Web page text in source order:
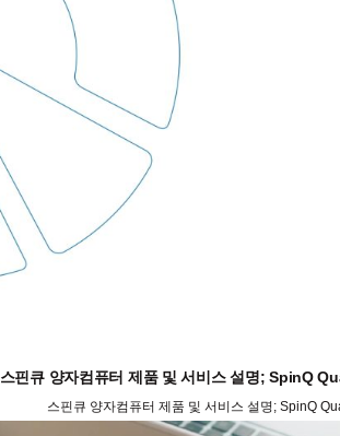
스핀큐 양자컴퓨터 제품 및 서비스 설명; SpinQ
스핀큐 양자컴퓨터 제품 및 서비스 설명; SpinQ